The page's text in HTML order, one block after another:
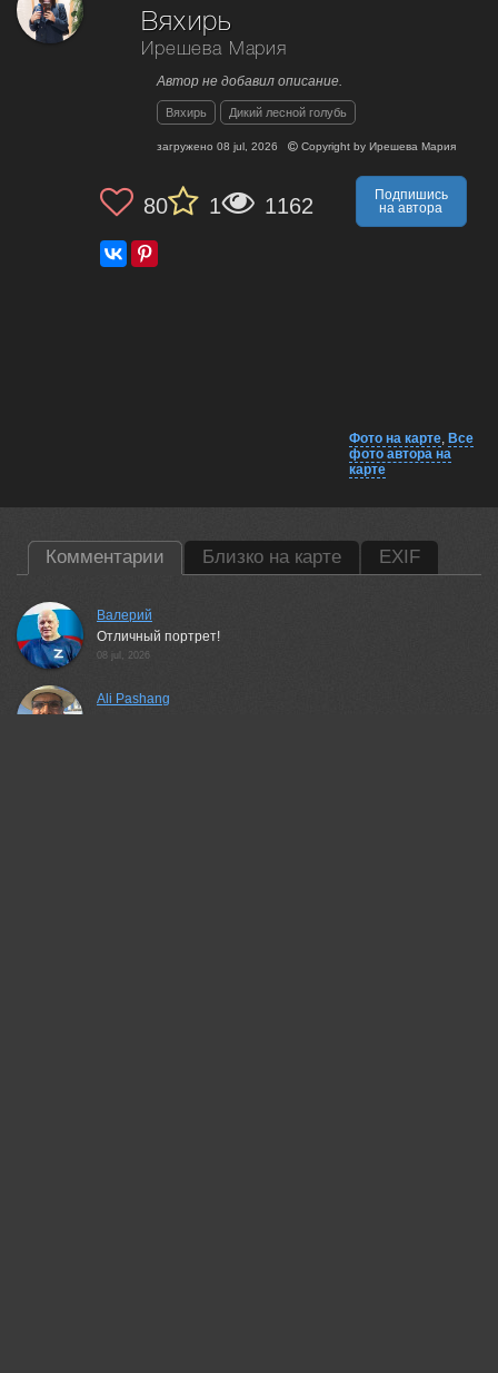
Вяхирь
Ирешева Мария
Автор не добавил описание.
Вяхирь Дикий лесной голубь
загружено 08 jul, 2026 Copyright by Ирешева Мария
80 1 1162
Подпишись
на автора
Фото на карте, Все
фото автора на
карте
Комментарии Близко на карте EXIF
Валерий
Отличный портрет!
08 jul, 2026
Ali Pashang